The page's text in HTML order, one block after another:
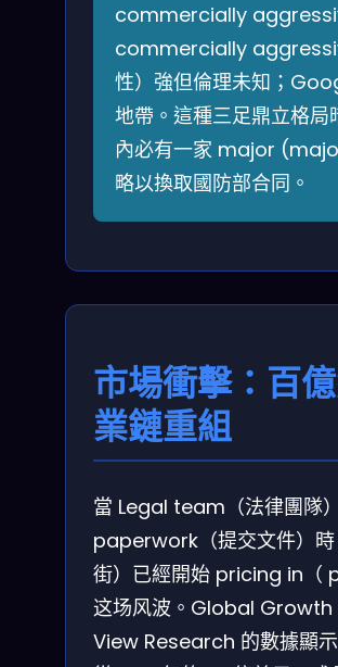
commercially
commercially
性）強但倫理未知；
地帶。這種三足鼎立格局
內必有一家 major
略以換取國防部合同。
市場衝擊：百
業鏈重組
當 Legal team（法律團隊
paperwork（提交文件）
街）已經開始 pricing in（
这场风波。Global
View Research 的數據顯